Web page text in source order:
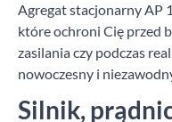
Agregat stacjonarny AP
które ochroni Cię przed
zasilania czy podczas
nowoczesny i
Silnik,